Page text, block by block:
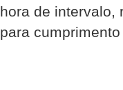
hora de intervalo,
para